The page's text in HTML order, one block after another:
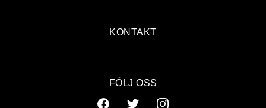
KONTAKT
FÖLJ OSS